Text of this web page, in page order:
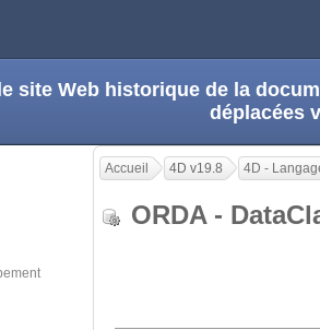
site Web historique de la
déplacées
Accueil 4D v19.8 4D -
ORDA -